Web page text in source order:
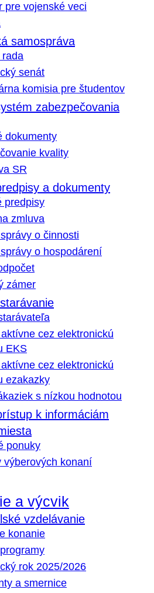
pre vojenské veci
samospráva
rada
senát
komisia pre študentov
zabezpečovania
dokumenty
kvality
SR
a dokumenty
predpisy
zmluva
o činnosti
o hospodárení
zámer
cez elektronickú
EKS
cez elektronickú
ezakazky
s nízkou hodnotou
k informáciám
ponuky
výberových konaní
a výcvik
vzdelávanie
konanie
rok 2025/2026
a smernice